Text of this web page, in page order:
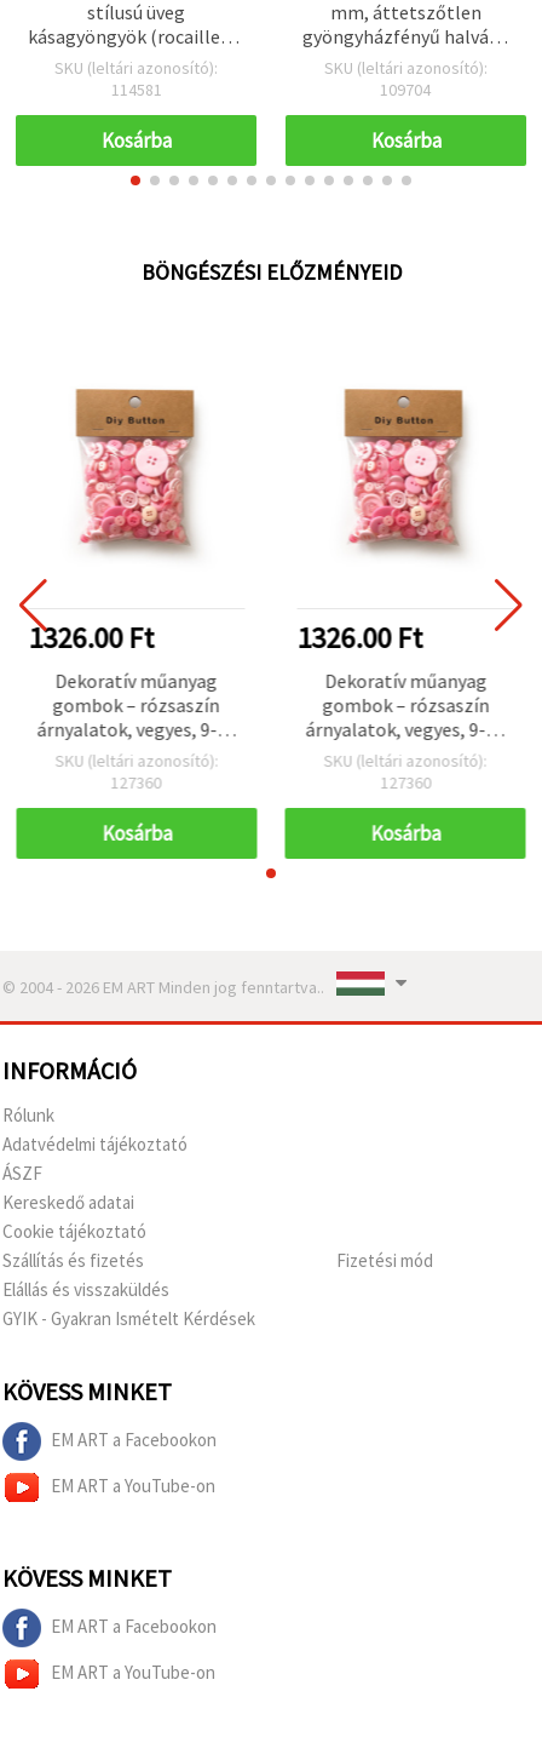
stílusú üveg
kásagyöngyök (rocaille), 2
mm – ékszerkészítéshez,
hímzéshez és kreatív DIY
(~2050 db)
SKU (leltári azonosító):
114581
Kosárba
mm, áttetszőtlen
gyöngyházfényű halvány
pasztell lila, 20 g (~660
db)
SKU (leltári azonosító):
109704
Kosárba
BÖNGÉSZÉSI ELŐZMÉNYEID
1326.00 Ft
Dekoratív műanyag
gombok – rózsaszín
árnyalatok, vegyes, 9-35
mm, 150 g
SKU (leltári azonosító):
127360
Kosárba
1326.00 Ft
Dekoratív műanyag
gombok – rózsaszín
árnyalatok, vegyes, 9-35
mm, 150 g
SKU (leltári azonosító):
127360
Kosárba
© 2004 - 2026 EM ART Minden jog fenntartva..
INFORMÁCIÓ
Rólunk
Adatvédelmi tájékoztató
ÁSZF
Kereskedő adatai
Cookie tájékoztató
Szállítás és fizetés
Elállás és visszaküldés
GYIK - Gyakran Ismételt Kérdések
Fizetési mód
KÖVESS MINKET
EM ART a Facebookon
EM ART a YouTube-on
KÖVESS MINKET
EM ART a Facebookon
EM ART a YouTube-on